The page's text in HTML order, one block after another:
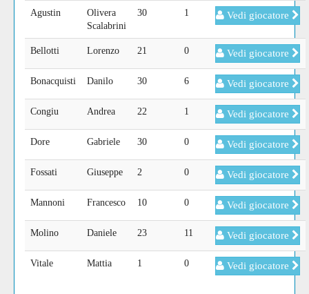
Agustin
Olivera
Scalabrini
30 1 Vedi giocatore
Bellotti Lorenzo 21 0 Vedi giocatore
Bonacquisti Danilo 30 6 Vedi giocatore
Congiu Andrea 22 1 Vedi giocatore
Dore Gabriele 30 0 Vedi giocatore
Fossati Giuseppe 2 0 Vedi giocatore
Mannoni Francesco 10 0 Vedi giocatore
Molino Daniele 23 11 Vedi giocatore
Vitale Mattia 1 0 Vedi giocatore